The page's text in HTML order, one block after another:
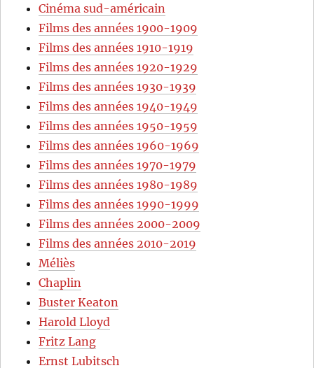
Cinéma sud-américain
Films des années 1900-1909
Films des années 1910-1919
Films des années 1920-1929
Films des années 1930-1939
Films des années 1940-1949
Films des années 1950-1959
Films des années 1960-1969
Films des années 1970-1979
Films des années 1980-1989
Films des années 1990-1999
Films des années 2000-2009
Films des années 2010-2019
Méliès
Chaplin
Buster Keaton
Harold Lloyd
Fritz Lang
Ernst Lubitsch